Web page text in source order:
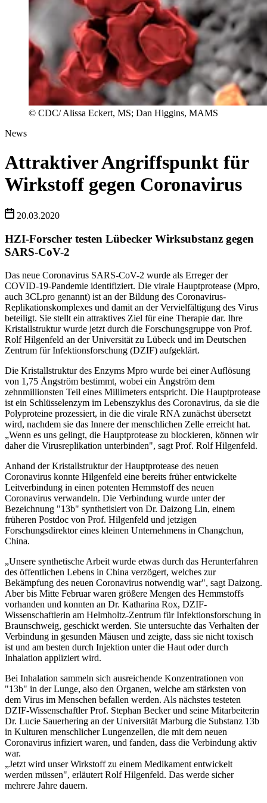
© CDC/ Alissa Eckert, MS; Dan Higgins, MAMS
News
Attraktiver Angriffspunkt für
Wirkstoff gegen Coronavirus
20.03.2020
HZI-Forscher testen Lübecker Wirksubstanz gegen
SARS-CoV-2
Das neue Coronavirus SARS-CoV-2 wurde als Erreger der
COVID-19-Pandemie identifiziert. Die virale Hauptprotease (Mpro,
auch 3CLpro genannt) ist an der Bildung des Coronavirus-
Replikationskomplexes und damit an der Vervielfältigung des Virus
beteiligt. Sie stellt ein attraktives Ziel für eine Therapie dar. Ihre
Kristallstruktur wurde jetzt durch die Forschungsgruppe von Prof.
Rolf Hilgenfeld an der Universität zu Lübeck und im Deutschen
Zentrum für Infektionsforschung (DZIF) aufgeklärt.
Die Kristallstruktur des Enzyms Mpro wurde bei einer Auflösung
von 1,75 Ångström bestimmt, wobei ein Ångström dem
zehnmillionsten Teil eines Millimeters entspricht. Die Hauptprotease
ist ein Schlüsselenzym im Lebenszyklus des Coronavirus, da sie die
Polyproteine prozessiert, in die die virale RNA zunächst übersetzt
wird, nachdem sie das Innere der menschlichen Zelle erreicht hat.
„Wenn es uns gelingt, die Hauptprotease zu blockieren, können wir
daher die Virusreplikation unterbinden", sagt Prof. Rolf Hilgenfeld.
Anhand der Kristallstruktur der Hauptprotease des neuen
Coronavirus konnte Hilgenfeld eine bereits früher entwickelte
Leitverbindung in einen potenten Hemmstoff des neuen
Coronavirus verwandeln. Die Verbindung wurde unter der
Bezeichnung "13b" synthetisiert von Dr. Daizong Lin, einem
früheren Postdoc von Prof. Hilgenfeld und jetzigen
Forschungsdirektor eines kleinen Unternehmens in Changchun,
China.
„Unsere synthetische Arbeit wurde etwas durch das Herunterfahren
des öffentlichen Lebens in China verzögert, welches zur
Bekämpfung des neuen Coronavirus notwendig war", sagt Daizong.
Aber bis Mitte Februar waren größere Mengen des Hemmstoffs
vorhanden und konnten an Dr. Katharina Rox, DZIF-
Wissenschaftlerin am Helmholtz-Zentrum für Infektionsforschung in
Braunschweig, geschickt werden. Sie untersuchte das Verhalten der
Verbindung in gesunden Mäusen und zeigte, dass sie nicht toxisch
ist und am besten durch Injektion unter die Haut oder durch
Inhalation appliziert wird.
Bei Inhalation sammeln sich ausreichende Konzentrationen von
"13b" in der Lunge, also den Organen, welche am stärksten von
dem Virus im Menschen befallen werden. Als nächstes testeten
DZIF-Wissenschaftler Prof. Stephan Becker und seine Mitarbeiterin
Dr. Lucie Sauerhering an der Universität Marburg die Substanz 13b
in Kulturen menschlicher Lungenzellen, die mit dem neuen
Coronavirus infiziert waren, und fanden, dass die Verbindung aktiv
war.
„Jetzt wird unser Wirkstoff zu einem Medikament entwickelt
werden müssen", erläutert Rolf Hilgenfeld. Das werde sicher
mehrere Jahre dauern.